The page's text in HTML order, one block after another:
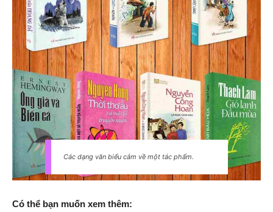
Các dạng văn biểu cảm về một tác phẩm.
Có thể bạn muốn xem thêm: